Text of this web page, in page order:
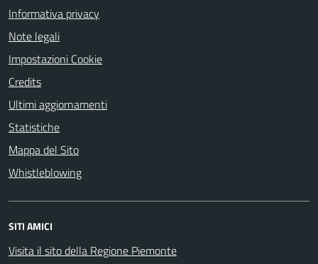
Informativa privacy
Note legali
Impostazioni Cookie
Credits
Ultimi aggiornamenti
Statistiche
Mappa del Sito
Whistleblowing
SITI AMICI
Visita il sito della Regione Piemonte